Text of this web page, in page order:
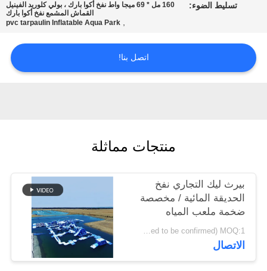
اتصل
اطلب
PRIVACY
POLICY
تسليط الضوء:
160 مل * 69 ميجا واط نفخ أكوا بارك ، بولي كلوريد الفينيل
القماش المشمع نفخ أكوا بارك
,
pvc tarpaulin Inflatable Aqua Park
اتصل بنا!
منتجات مماثلة
بيرث ليك التجاري نفخ
الحديقة المائية / مخصصة
ضخمة ملعب المياه
العائمة
USD 95500- 117000/set ( price just for reference, detailed prices need to be confirmed) MOQ:1 مجموعة أو أجزاء من حديقة كاملة
الاتصال